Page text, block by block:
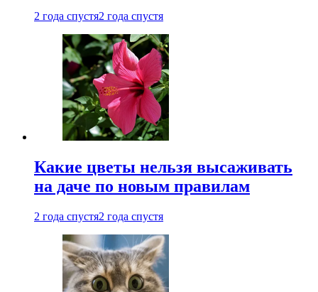
2 года спустя2 года спустя
Какие цветы нельзя высаживать
на даче по новым правилам
2 года спустя2 года спустя